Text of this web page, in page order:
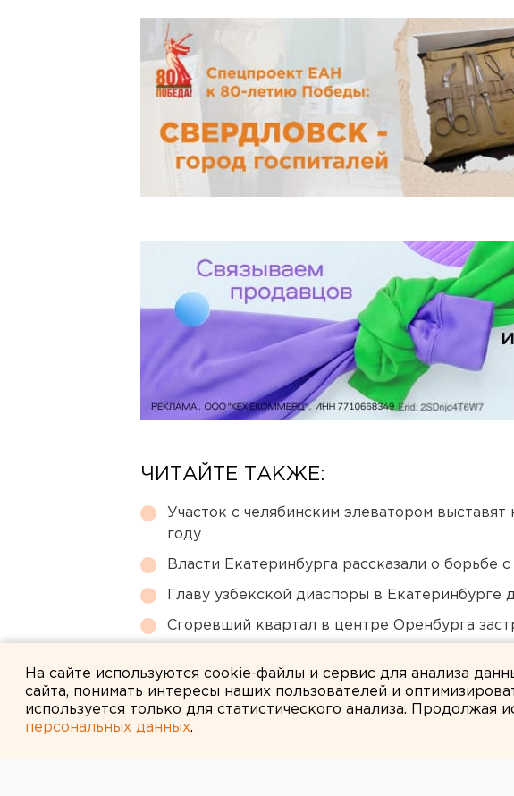
ЧИТАЙТЕ ТАКЖЕ:
Участок с челябинским элеватором
году
Власти Екатеринбурга рассказали о борьбе
Главу узбекской диаспоры в Екатеринбурге
Сгоревший квартал в центре Оренбурга
На сайте используются cookie-файлы и сервис для анализа
сайта, понимать интересы наших пользователей и
используется только для статистического анализа. Продолжая
персональных данных.